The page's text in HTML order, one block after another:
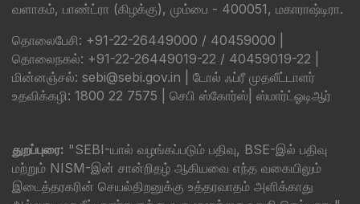
வளாகம், பாண்ட்ரா (கிழக்கு), மும்பை - 400051, மகாராஷ்டிரா.
தொலைபேசி: +91-22-26449000 / 40459000 |
தொலைநகல்: +91-22-26449019-22 / 40459019-22 |
மின்னஞ்சல்: sebi@sebi.gov.in | டோல் ஃப்ரீ முதலீட்டாளர்
உதவிக்கழி: 1800 22 7575 | செபி ஸ்கோர்ஸ் ஸ்மார்ட்ஓடிஆர்
துறப்புரை: "SEBI-யால் வழங்கப்படும் பதிவு, BSE-இல் பதிவு
மற்றும் NISM-இன் சான்றிதழ் ஆகியவை எந்த வகையிலும்
இடைத்தரகரின் செயல்திறனுக்கு உத்தரவாதம் அளிக்காது